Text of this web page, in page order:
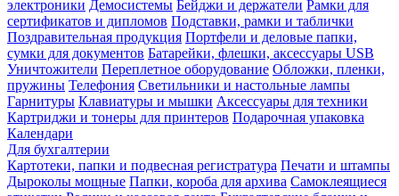
электроники Демосистемы Бейджи и держатели Рамки для
сертификатов и дипломов Подставки, рамки и таблички
Поздравительная продукция Портфели и деловые папки,
сумки для документов Батарейки, флешки, аксессуары USB
Уничтожители Переплетное оборудование Обложки, пленки,
пружины Телефония Светильники и настольные лампы
Гарнитуры Клавиатуры и мышки Аксессуары для техники
Картриджи и тонеры для принтеров Подарочная упаковка
Календари
Для бухгалтерии
Картотеки, папки и подвесная регистратура Печати и штампы
Дыроколы мощные Папки, короба для архива Самоклеящиеся